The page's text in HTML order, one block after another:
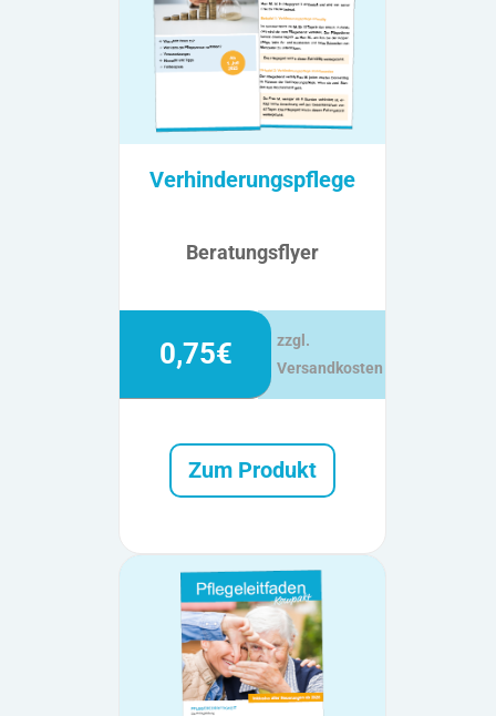
Verhinderungspflege
Beratungsflyer
0,75€
zzgl.
Versandkosten
Zum Produkt